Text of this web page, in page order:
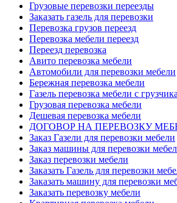
Грузовые перевозки переезды
Заказать газель для перевозки
Перевозка грузов переезд
Перевозка мебели переезд
Переезд перевозка
Авито перевозка мебели
Автомобили для перевозки мебели
Бережная перевозка мебели
Газель перевозка мебели с
Грузовая перевозка мебели
Дешевая перевозка мебели
ДОГОВОР НА ПЕРЕВОЗКУ
Заказ Газели для перевозки мебели
Заказ машины для перевозки
Заказ перевозки мебели
Заказать Газель для перевозки
Заказать машину для перевозки
Заказать перевозку мебели